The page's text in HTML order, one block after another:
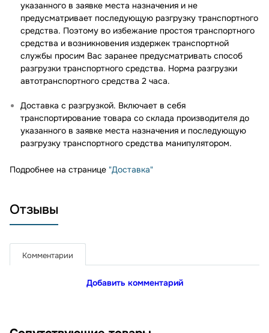
указанного в заявке места назначения и не
предусматривает последующую разгрузку транспортного
средства. Поэтому во избежание простоя транспортного
средства и возникновения издержек транспортной
службы просим Вас заранее предусматривать способ
разгрузки транспортного средства. Норма разгрузки
автотранспортного средства 2 часа.
Доставка с разгрузкой. Включает в себя
транспортирование товара со склада производителя до
указанного в заявке места назначения и последующую
разгрузку транспортного средства манипулятором.
Подробнее на странице "Доставка"
Отзывы
Комментарии
Добавить комментарий